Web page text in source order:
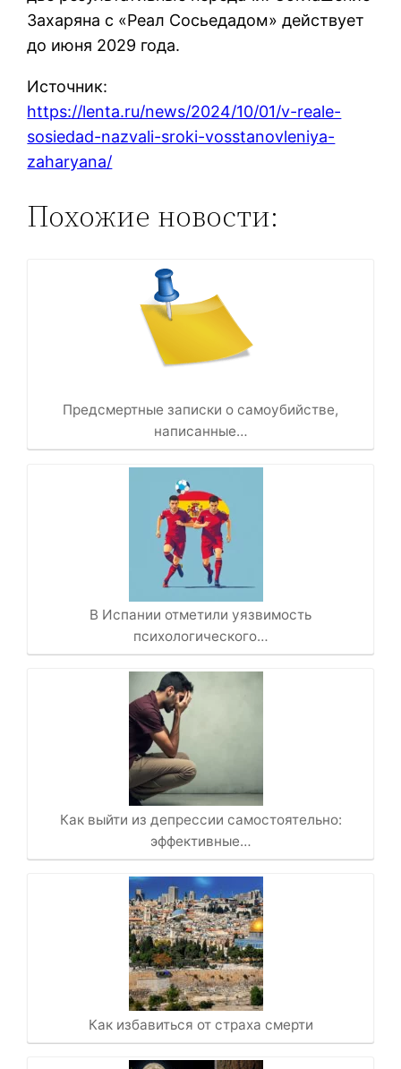
Захаряна с «Реал Сосьедадом» действует
до июня 2029 года.
Источник:
https://lenta.ru/news/2024/10/01/v-reale-
sosiedad-nazvali-sroki-vosstanovleniya-
zaharyana/
Похожие новости:
Предсмертные записки о самоубийстве,
написанные…
В Испании отметили уязвимость
психологического…
Как выйти из депрессии самостоятельно:
эффективные…
Как избавиться от страха смерти